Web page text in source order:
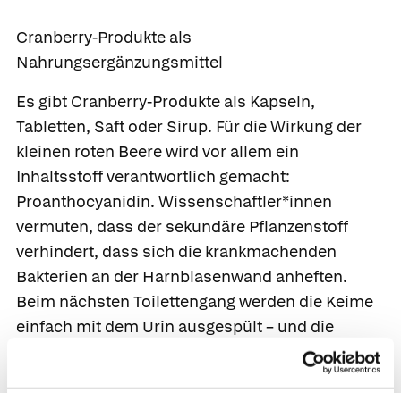
Cranberry-Produkte als
Nahrungsergänzungsmittel
Es gibt Cranberry-Produkte als Kapseln,
Tabletten, Saft oder Sirup. Für die Wirkung der
kleinen roten Beere wird vor allem ein
Inhaltsstoff verantwortlich gemacht:
Proanthocyanidin. Wissenschaftler*innen
vermuten, dass der sekundäre Pflanzenstoff
verhindert, dass sich die krankmachenden
Bakterien an der Harnblasenwand anheften.
Beim nächsten Toilettengang werden die Keime
einfach mit dem Urin ausgespült – und die
ist abgewendet. Doch auch
wenn der Wirkmechanismus logisch klingt, ist er